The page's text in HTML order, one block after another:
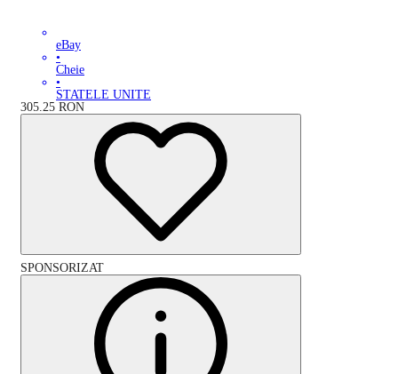
eBay
•
Cheie
•
STATELE UNITE
305.25 RON
SPONSORIZAT